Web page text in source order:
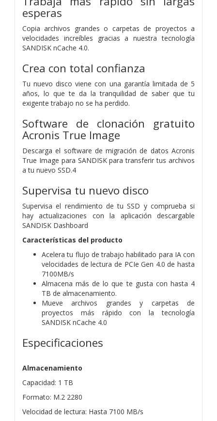
esperas
Copia archivos grandes o carpetas de proyectos a
velocidades increíbles gracias a nuestra tecnología
SANDISK nCache 4.0.
Crea con total confianza
Tu nuevo disco viene con una garantía limitada de 5
años, lo que te da la tranquilidad de saber que tu
exigente trabajo no se ha perdido.
Software de clonación gratuito
Acronis True Image
Descarga el software de migración de datos Acronis
True Image para SANDISK para transferir tus archivos
a tu nuevo SSD.4
Supervisa tu nuevo disco
Supervisa el rendimiento de tu SSD y comprueba si
hay actualizaciones con la aplicación descargable
SANDISK Dashboard
Características del producto
Acelera tu flujo de trabajo habilitado para IA con
velocidades de lectura de PCIe Gen 4.0 de hasta
7100MB/s
Almacena más de lo que te gusta con hasta 4
TB de almacenamiento.
Mueve archivos grandes y carpetas de
proyectos más rápido con la tecnología
SANDISK nCache 4.0
Especificaciones
Almacenamiento
Capacidad: 1 TB
Formato: M.2 2280
Velocidad de lectura: Hasta 7100 MB/s